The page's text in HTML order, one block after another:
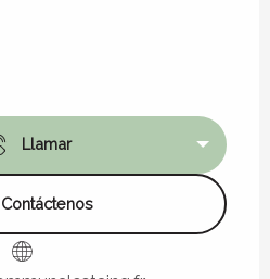
Llamar
Contáctenos